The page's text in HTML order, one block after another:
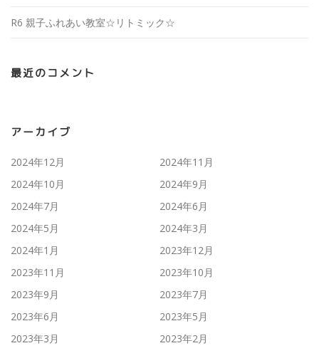
R6 親子ふれあい教室☆リトミック☆
最近のコメント
アーカイブ
2024年12月
2024年11月
2024年10月
2024年9月
2024年7月
2024年6月
2024年5月
2024年3月
2024年1月
2023年12月
2023年11月
2023年10月
2023年9月
2023年7月
2023年6月
2023年5月
2023年3月
2023年2月